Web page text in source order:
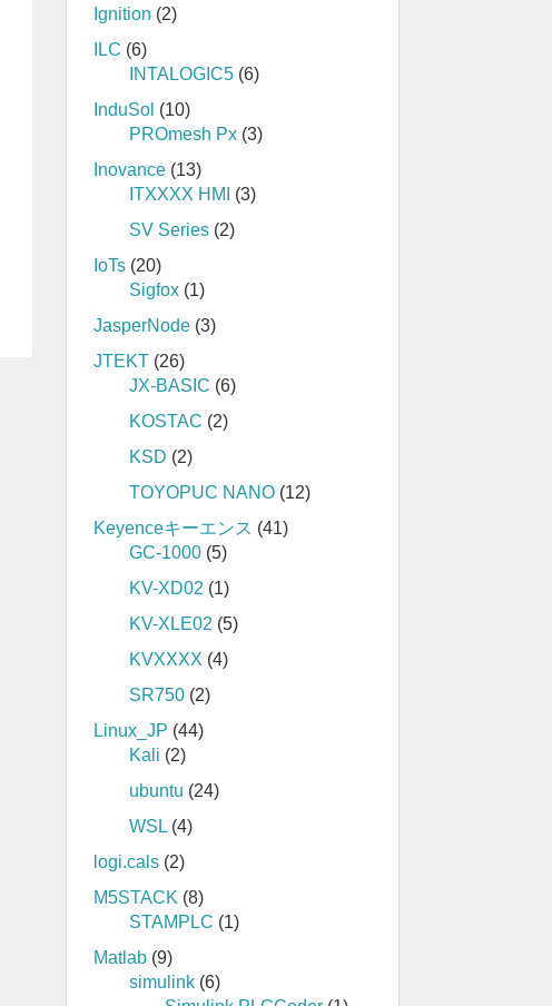
Ignition (2)
ILC (6)
INTALOGIC5 (6)
InduSol (10)
PROmesh Px (3)
Inovance (13)
ITXXXX HMI
(3)
SV Series (2)
IoTs (20)
Sigfox (1)
JasperNode (3)
JTEKT (26)
JX-BASIC (6)
KOSTAC (2)
KSD (2)
TOYOPUC NANO (12)
Keyenceキーエンス (41)
GC-1000 (5)
KV-XD02 (1)
KV-XLE02 (5)
KVXXXX (4)
SR750 (2)
Linux_JP (44)
Kali (2)
ubuntu (24)
WSL (4)
logi.cals (2)
M5STACK (8)
STAMPLC (1)
Matlab (9)
simulink (6)